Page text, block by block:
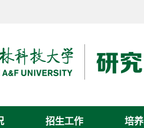
招生工作 培